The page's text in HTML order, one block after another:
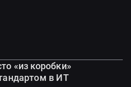
«из коробки»
в ИТ